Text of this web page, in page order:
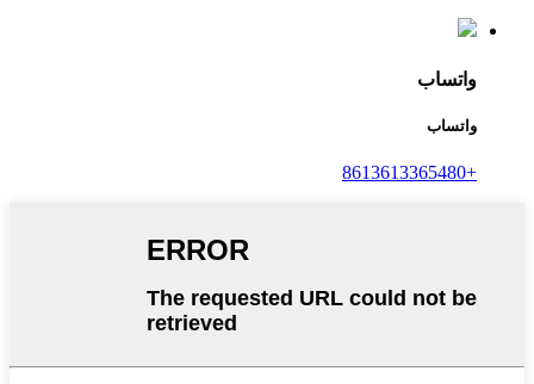
واتساب
واتساب
+8613613365480